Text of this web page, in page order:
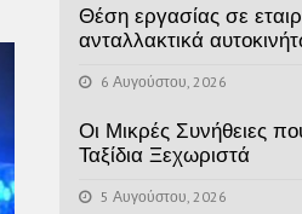
Θέση εργασίας σε
ανταλλακτικά
6 Αυγούστου, 2026
Οι Μικρές Συνήθειες
Ταξίδια Ξεχωριστά
5 Αυγούστου, 2026